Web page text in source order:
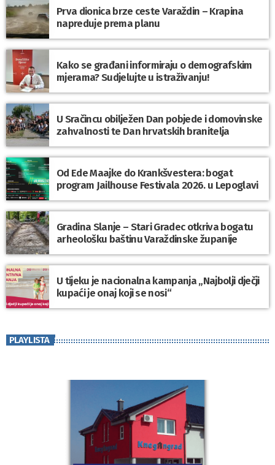
Prva dionica brze ceste Varaždin – Krapina
napreduje prema planu
Kako se građani informiraju o demografskim
mjerama? Sudjelujte u istraživanju!
U Sračincu obilježen Dan pobjede i domovinske
zahvalnosti te Dan hrvatskih branitelja
Od Ede Maajke do Krankšvestera: bogat
program Jailhouse Festivala 2026. u Lepoglavi
Gradina Slanje – Stari Gradec otkriva bogatu
arheološku baštinu Varaždinske županije
U tijeku je nacionalna kampanja „Najbolji dječji
kupaći je onaj koji se nosi“
PLAYLISTA